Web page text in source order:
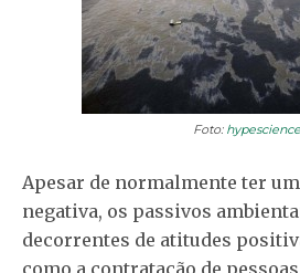
Foto: hypescience
Apesar de normalmente ter
negativa, os passivos
decorrentes de atitudes